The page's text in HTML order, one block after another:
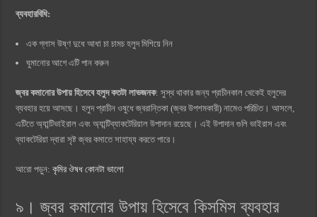
ব্যবহারবিধি:
এক গ্লাস উষ্ণ দুধে আধা চা চামচ হলুদ মিশিয়ে নিন
ঘুমানোর আগে এটি পান করুন
জ্বর কমানোর উপায় হিসেবে হলুদ কতটা লাভজনক: সুস্থ থাকার জন্য প্রাচীনকাল থেকেই হলুদের
ব্যবহার হয়ে আসছে। হলুদ প্রাচীন ওষুধে জ্বরান্তিকা (জ্বর উপশমকারী) নামেও পরিচিত। আসলে,
এটিতে অ্যান্টিভাইরাল এবং অ্যান্টিব্যাকটেরিয়াল উপাদান রয়েছে। এই উপাদান গুলি ভাইরাস এবং
ব্যাকটেরিয়া দ্বারা সৃষ্ট জ্বর কমাতে সাহায্য করতে পারে।
আরো পড়ুন:কৃমির ঔষধ কোনটা ভালো
৯। জ্বর কমানোর উপায় হিসেবে কিসমিস ব্যবহার